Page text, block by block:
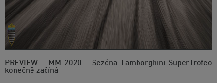
PREVIEW - MM 2020 - Sezóna Lamborghini SuperTrofeo
konečně začíná